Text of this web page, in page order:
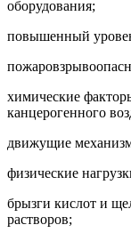
оборудования;
повышенный
химические
канцерогенного
движущие
физические
брызги кислот и
растворов;